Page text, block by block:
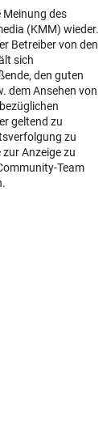
Meinung des
(KMM) wieder.
Betreiber von den
sich
den guten
dem Ansehen von
geltend zu
zu
Anzeige zu
Team